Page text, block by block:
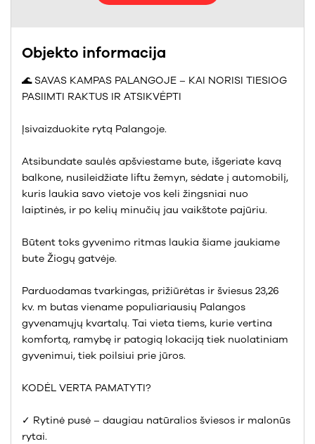
Objekto informacija
🌊 SAVAS KAMPAS PALANGOJE – KAI NORISI TIESIOG
PASIIMTI RAKTUS IR ATSIKVĖPTI
Įsivaizduokite rytą Palangoje.
Atsibundate saulės apšviestame bute, išgeriate kavą
balkone, nusileidžiate liftu žemyn, sėdate į automobilį,
kuris laukia savo vietoje vos keli žingsniai nuo
laiptinės, ir po kelių minučių jau vaikštote pajūriu.
Būtent toks gyvenimo ritmas laukia šiame jaukiame
bute Žiogų gatvėje.
Parduodamas tvarkingas, prižiūrėtas ir šviesus 23,26
kv. m butas viename populiariausių Palangos
gyvenamųjų kvartalų. Tai vieta tiems, kurie vertina
komfortą, ramybę ir patogią lokaciją tiek nuolatiniam
gyvenimui, tiek poilsiui prie jūros.
KODĖL VERTA PAMATYTI?
✓ Rytinė pusė – daugiau natūralios šviesos ir malonūs
rytai.